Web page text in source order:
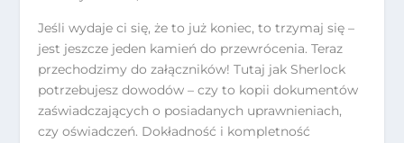
Jeśli wydaje ci się, że to już koniec, to trzymaj się –
jest jeszcze jeden kamień do przewrócenia. Teraz
przechodzimy do załączników! Tutaj jak Sherlock
potrzebujesz dowodów – czy to kopii dokumentów
zaświadczających o posiadanych uprawnieniach,
czy oświadczeń. Dokładność i kompletność